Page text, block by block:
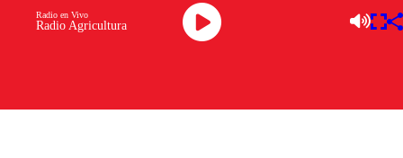
Radio Agricultura
Radio en Vivo
Descarga la APP